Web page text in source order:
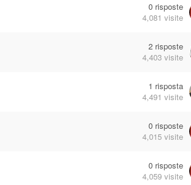
0 risposte
4,081 visite
2 risposte
4,403 visite
1 risposta
4,491 visite
0 risposte
4,015 visite
0 risposte
4,059 visite